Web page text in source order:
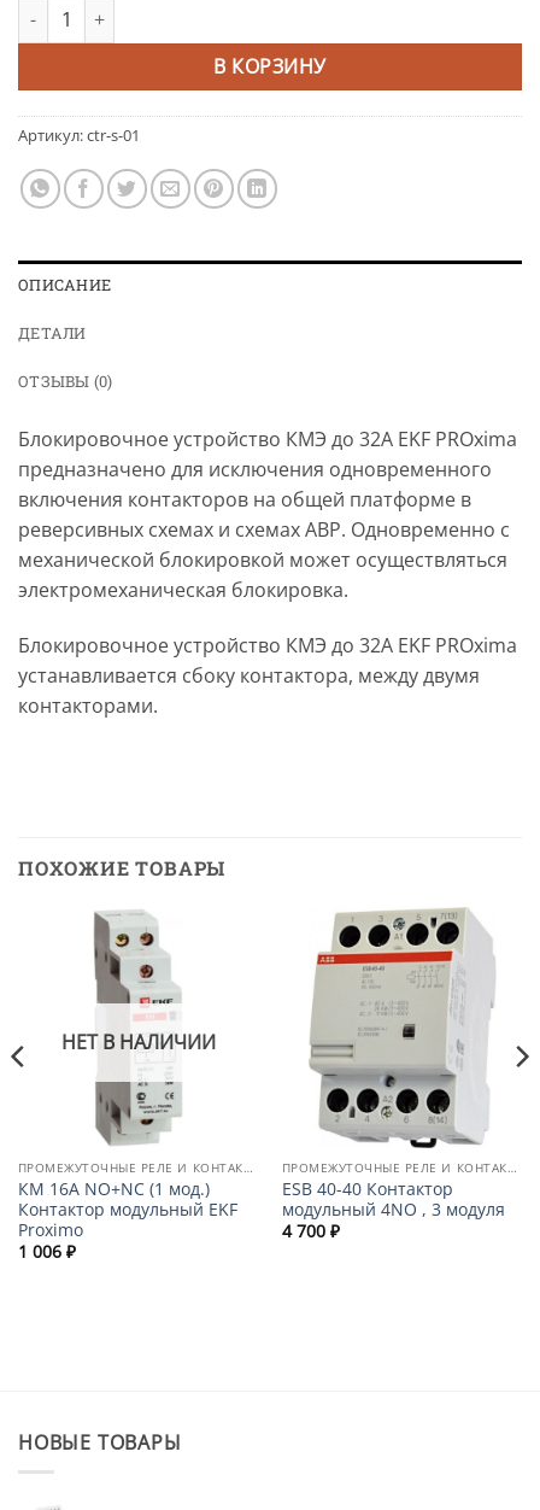
Количество товара Блокировочное уcтройство КМЭ до 32А
В КОРЗИНУ
Alternative:
Артикул:ctr-s-01
ОПИСАНИЕ
ДЕТАЛИ
ОТЗЫВЫ (0)
Блокировочное уcтройство КМЭ до 32А EKF PROxima
предназначено для исключения одновременного
включения контакторов на общей платформе в
реверсивных схемах и схемах АВР. Одновременно с
механической блокировкой может осуществляться
электромеханическая блокировка.
Блокировочное уcтройство КМЭ до 32А EKF PROxima
устанавливается сбоку контактора, между двумя
контакторами.
ПОХОЖИЕ ТОВАРЫ
НЕТ В НАЛИЧИИ
ПРОМЕЖУТОЧНЫЕ РЕЛЕ И КОНТАКТОРЫ
КМ 16А NО+NC (1 мод.)
Контактор модульный EKF
Proximo
1 006 ₽
ПРОМЕЖУТОЧНЫЕ РЕЛЕ И КОНТАКТОРЫ
ESB 40-40 Контактор
модульный 4NO , 3 модуля
4 700 ₽
НОВЫЕ ТОВАРЫ